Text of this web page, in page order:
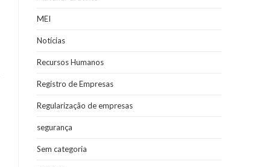
MEI
Notícias
Recursos Humanos
Registro de Empresas
Regularização de empresas
segurança
Sem categoria